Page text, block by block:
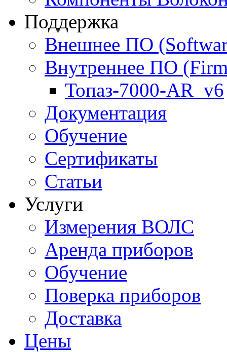
Поддержка
Внешнее ПО
Внутреннее ПО
Топаз-7000-AR_v6
Документация
Обучение
Сертификаты
Статьи
Услуги
Измерения ВОЛС
Аренда приборов
Обучение
Поверка приборов
Доставка
Цены